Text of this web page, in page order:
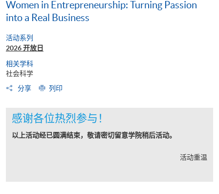
Women in Entrepreneurship: Turning Passion
into a Real Business
活动系列
2026 开放日
相关学科
社会科学
分享
列印
感谢各位热烈参与！
以上活动经已圆满结束，敬请密切留意学院稍后活动。
活动重温